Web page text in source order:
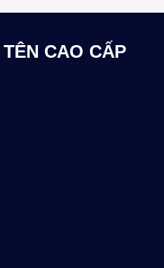
CAO CẤP